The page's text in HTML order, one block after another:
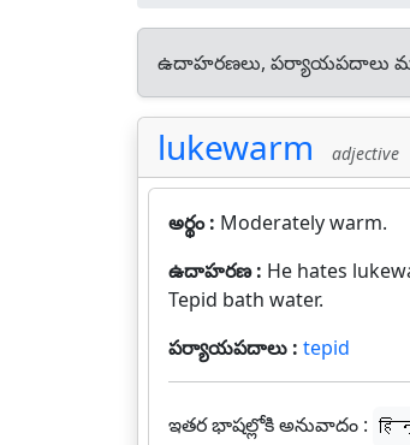
ఉదాహరణలు, పర్యాయపదాలు
lukewarm adjective
అర్థం : Moderately warm.
ఉదాహరణ : He hates
Tepid bath water.
పర్యాయపదాలు : tepid
ఇతర భాషల్లోకి అనువాదం :